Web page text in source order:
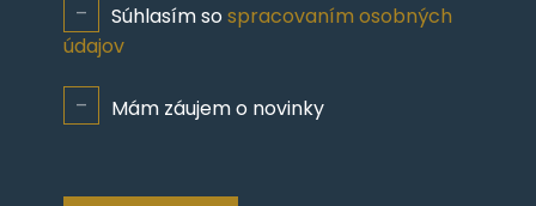
Súhlasím sospracovaním osobných
údajov
Mám záujem o novinky